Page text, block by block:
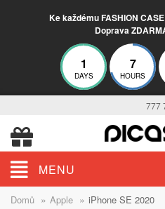
Ke každému FASHION
Doprava
1
DAYS
7
HOURS
777
MENU
Domů » Apple » iPhone SE 2020